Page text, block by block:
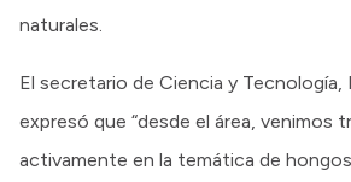
naturales.
El secretario de Ciencia y
expresó que “desde el área, venimos
activamente en la temática de